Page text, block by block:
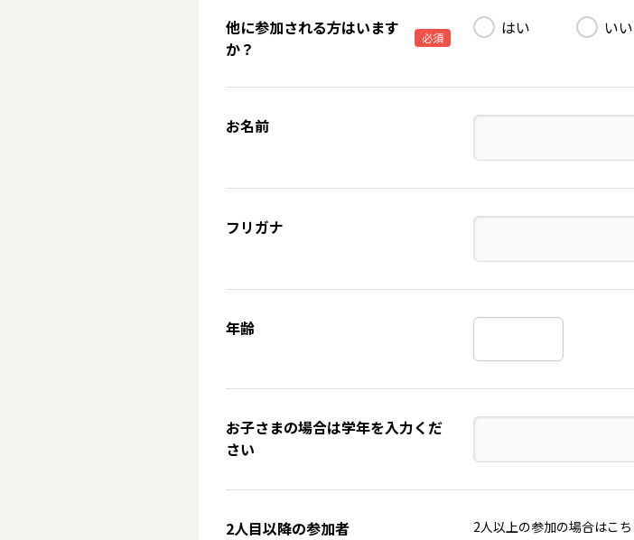
他に参加される方はいます
か？
必須 はい い
お名前
フリガナ
年齢
お子さまの場合は学年を入力くだ
さい
2人目以降の参加者 2人以上の参加の場合はこち